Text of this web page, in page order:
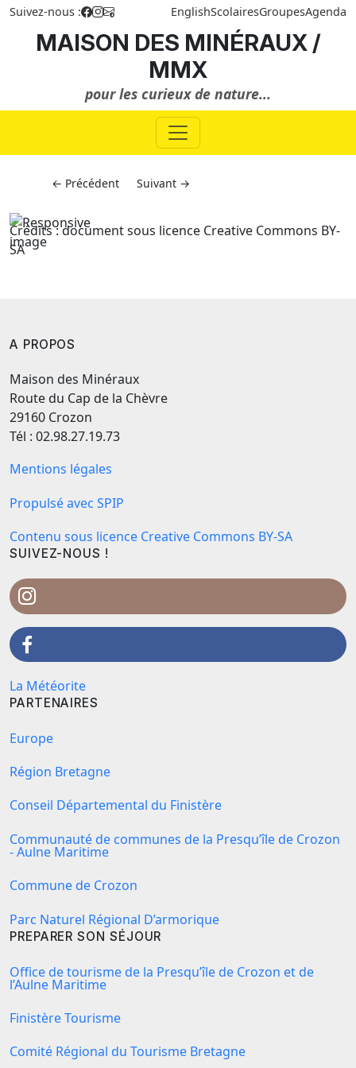
Suivez-nous : EnglishScolairesGroupesAgenda
MAISON DES MINÉRAUX /
MMX
pour les curieux de nature...
← Précédent Suivant →
Crédits : document sous licence Creative Commons BY-
SA
A PROPOS
Maison des Minéraux
Route du Cap de la Chèvre
29160 Crozon
Tél : 02.98.27.19.73
Mentions légales
Propulsé avec SPIP
Contenu sous licence Creative Commons BY-SA
SUIVEZ-NOUS !
La Météorite
PARTENAIRES
Europe
Région Bretagne
Conseil Départemental du Finistère
Communauté de communes de la Presqu’île de Crozon
- Aulne Maritime
Commune de Crozon
Parc Naturel Régional D’armorique
PREPARER SON SÉJOUR
Office de tourisme de la Presqu’île de Crozon et de
l’Aulne Maritime
Finistère Tourisme
Comité Régional du Tourisme Bretagne